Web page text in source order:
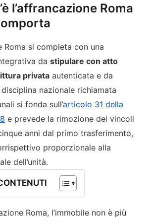
l’affrancazione Roma
Roma si completa con una
da stipulare con atto
privataautenticata e da
nazionale richiamata
si fonda sull’articolo 31 della
e prevede la rimozione dei vincoli
anni dal primo trasferimento,
proporzionale alla
dell’unità.
Roma, l’immobile non è più